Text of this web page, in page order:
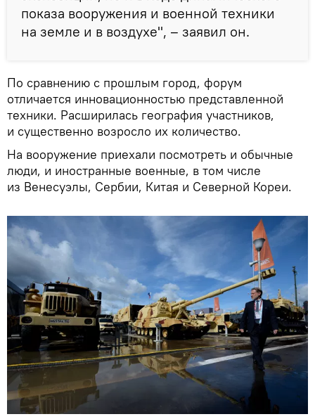
показа вооружения и военной техники
на земле и в воздухе", – заявил он.
По сравнению с прошлым город, форум
отличается инновационностью представленной
техники. Расширилась география участников,
и существенно возросло их количество.
На вооружение приехали посмотреть и обычные
люди, и иностранные военные, в том числе
из Венесуэлы, Сербии, Китая и Северной Кореи.